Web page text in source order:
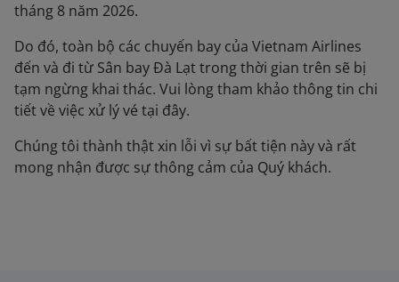
tháng 8 năm 2026.
Do đó, toàn bộ các chuyến bay của Vietnam Airlines
đến và đi từ Sân bay Đà Lạt trong thời gian trên sẽ bị
tạm ngừng khai thác. Vui lòng tham khảo thông tin chi
tiết về việc xử lý vé tại đây.
Chúng tôi thành thật xin lỗi vì sự bất tiện này và rất
mong nhận được sự thông cảm của Quý khách.